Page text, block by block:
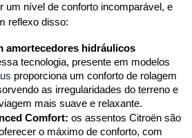
um nível de conforto incomparável, e
reflexo disso:
amortecedores hidráulicos
tecnologia, presente em modelos
proporciona um conforto de rolagem
as irregularidades do terreno e
mais suave e relaxante.
Comfort: os assentos Citroën são
o máximo de conforto, com